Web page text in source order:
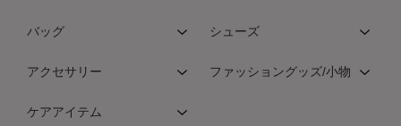
バッグ シューズ
アクセサリー ファッショングッズ/小物
ケアアイテム